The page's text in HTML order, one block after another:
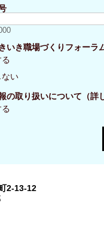
いき職場づくりフォーラ
い
の取り扱いについて（詳
2-13-12